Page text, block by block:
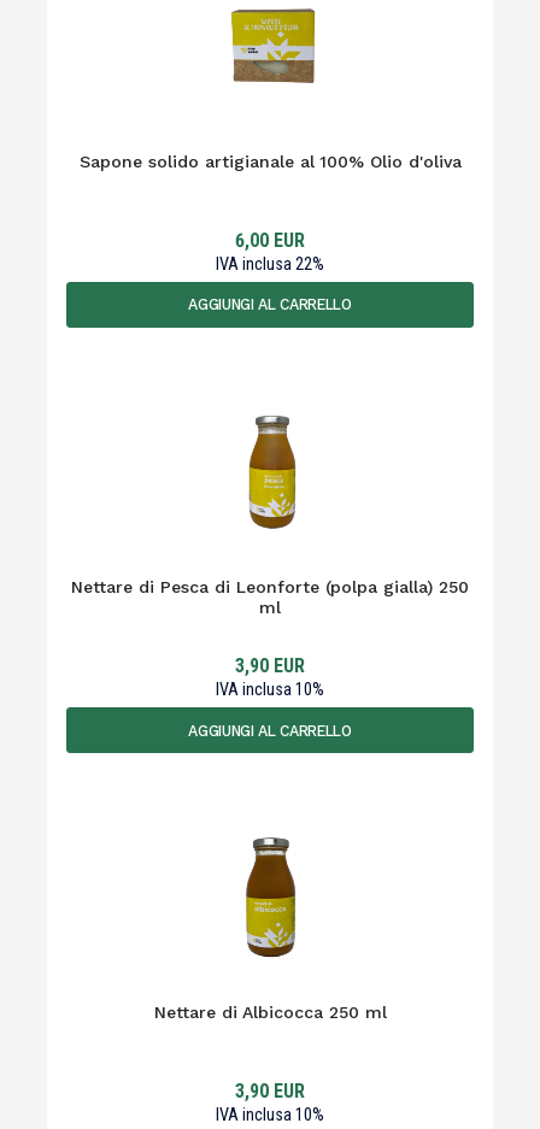
Sapone solido artigianale al 100% Olio d'oliva
6,00 EUR
IVA inclusa22%
AGGIUNGI AL CARRELLO
Nettare di Pesca di Leonforte (polpa gialla) 250
ml
3,90 EUR
IVA inclusa10%
AGGIUNGI AL CARRELLO
Nettare di Albicocca 250 ml
3,90 EUR
IVA inclusa10%